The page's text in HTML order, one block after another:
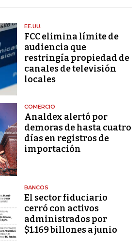
EE.UU.
FCC elimina límite de
audiencia que
restringía propiedad de
canales de televisión
locales
COMERCIO
Analdex alertó por
demoras de hasta cuatro
días en registros de
importación
BANCOS
El sector fiduciario
cerró con activos
administrados por
$1.169 billones a junio